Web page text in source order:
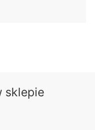
sklepie